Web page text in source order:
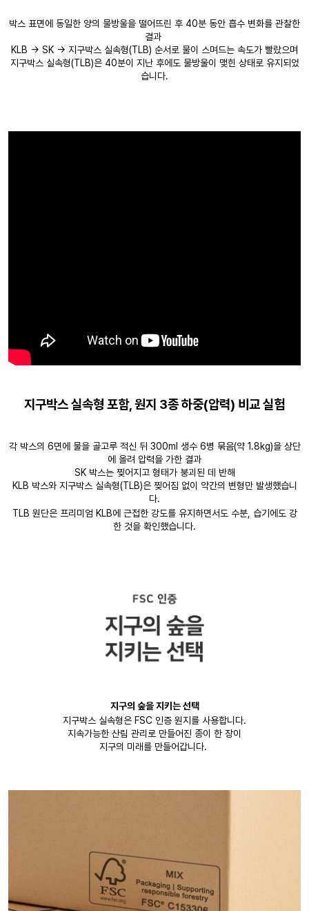
박스 표면에 동일한 양의 물방울을 떨어뜨린 후 40분 동안 흡수 변화를 관찰한
결과
KLB → SK → 지구박스 실속형(TLB) 순서로 물이 스며드는 속도가 빨랐으며
지구박스 실속형(TLB)은 40분이 지난 후에도 물방울이 맺힌 상태로 유지되었
습니다.
지구박스 실속형 포함, 원지 3종 하중(압력) 비교 실험
각 박스의 6면에 물을 골고루 적신 뒤 300ml 생수 6병 묶음(약 1.8kg)을 상단
에 올려 압력을 가한 결과
SK 박스는 찢어지고 형태가 붕괴된 데 반해
KLB 박스와 지구박스 실속형(TLB)은 찢어짐 없이 약간의 변형만 발생했습니
다.
TLB 원단은 프리미엄 KLB에 근접한 강도를 유지하면서도 수분, 습기에도 강
한 것을 확인했습니다.
지구의 숲을 지키는 선택
지구박스 실속형은 FSC 인증 원지를 사용합니다.
지속가능한 산림 관리로 만들어진 종이 한 장이
지구의 미래를 만들어갑니다.